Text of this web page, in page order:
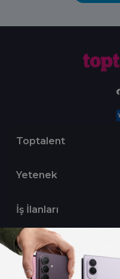
Toptalent
Yetenek
İş İlanları
Sertifika Programları